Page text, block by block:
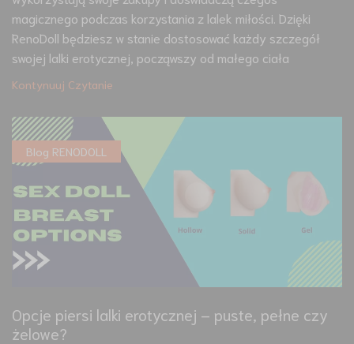
magicznego podczas korzystania z lalek miłości. Dzięki
RenoDoll będziesz w stanie dostosować każdy szczegół
swojej lalki erotycznej, począwszy od małego ciała
Kontynuuj Czytanie
Blog RENODOLL
Opcje piersi lalki erotycznej – puste, pełne czy
żelowe?